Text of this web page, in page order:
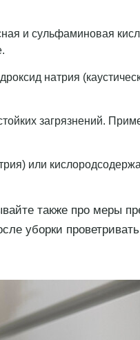
и сульфаминовая
натрия
загрязнений.
или
также про меры
уборки